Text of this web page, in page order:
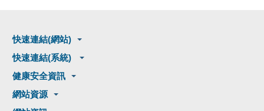
快速連結(網站)
快速連結(系統)
健康安全資訊
網站資源